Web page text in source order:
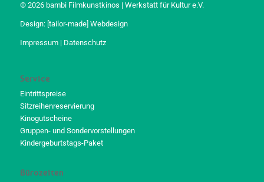
© 2026 bambi Filmkunstkinos | Werkstatt für Kultur e.V.
Design: [tailor-made] Webdesign
Impressum| Datenschutz
Service
Eintrittspreise
Sitzreihenreservierung
Kinogutscheine
Gruppen- und Sondervorstellungen
Kindergeburtstags-Paket
Bürozeiten